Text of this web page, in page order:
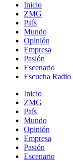
Inicio
ZMG
País
Mundo
Opinión
Empresa
Pasión
Escenario
Escucha Radio
Inicio
ZMG
País
Mundo
Opinión
Empresa
Pasión
Escenario